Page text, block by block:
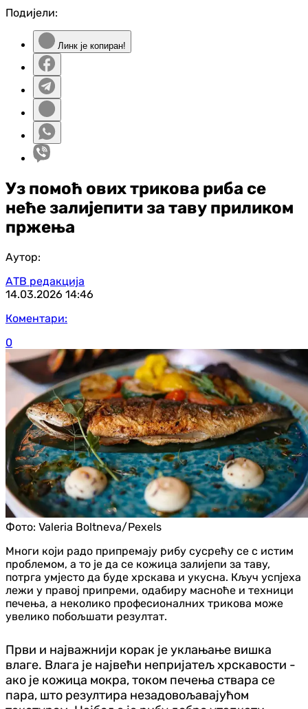
Подијели:
Линк је копиран!
Уз помоћ ових трикова риба се
неће залијепити за таву приликом
пржења
Аутор:
АТВ редакција
14.03.2026 14:46
Коментари:
0
Фото: Valeria Boltneva/Pexels
Многи који радо припремају рибу сусрећу се с истим
проблемом, а то је да се кожица залијепи за таву,
потрга умјесто да буде хрскава и укусна. Кључ успјеха
лежи у правој припреми, одабиру масноће и техници
печења, а неколико професионалних трикова може
увелико побољшати резултат.
Први и најважнији корак је уклањање вишка
влаге. Влага је највећи непријатељ хрскавости -
ако је кожица мокра, током печења ствара се
пара, што резултира незадовољавајућом